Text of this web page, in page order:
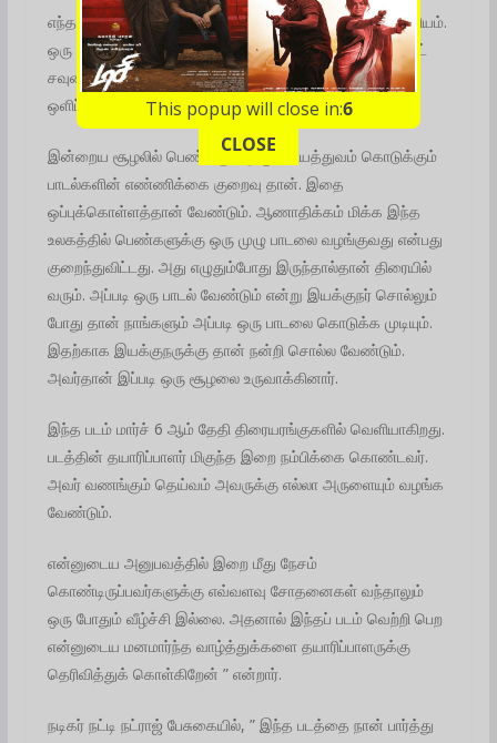
எந்த படமாக இருந்தாலும் லைட் அண்ட் சவுண்ட் தான் முக்கியம்.
ஒரு இயக்குநருடைய கற்பனையை கொடுப்பதே லைட் அண்ட்
சவுண்ட் தான். அதில் லைட் என்ற விசயத்திற்கு காரணமான
ஒளிப்பதிவாளருக்கும் என்னுடைய வாழ்த்துக்கள்.
இன்றைய சூழலில் பெண்களுக்கு முக்கியத்துவம் கொடுக்கும்
பாடல்களின் எண்ணிக்கை குறைவு தான். இதை
ஒப்புக்கொள்ளத்தான் வேண்டும். ஆணாதிக்கம் மிக்க இந்த
உலகத்தில் பெண்களுக்கு ஒரு முழு பாடலை வழங்குவது என்பது
குறைந்துவிட்டது. அது எழுதும்போது இருந்தால்தான் திரையில்
வரும். அப்படி ஒரு பாடல் வேண்டும் என்று இயக்குநர் சொல்லும்
போது தான் நாங்களும் அப்படி ஒரு பாடலை கொடுக்க முடியும்.
இதற்காக இயக்குநருக்கு தான் நன்றி சொல்ல வேண்டும்.
அவர்தான் இப்படி ஒரு சூழலை உருவாக்கினார்.
இந்த படம் மார்ச் 6 ஆம் தேதி திரையரங்குகளில் வெளியாகிறது.
படத்தின் தயாரிப்பாளர் மிகுந்த இறை நம்பிக்கை கொண்டவர்.
அவர் வணங்கும் தெய்வம் அவருக்கு எல்லா அருளையும் வழங்க
வேண்டும்.
என்னுடைய அனுபவத்தில் இறை மீது நேசம்
கொண்டிருப்பவர்களுக்கு எவ்வளவு சோதனைகள் வந்தாலும்
ஒரு போதும் வீழ்ச்சி இல்லை. அதனால் இந்தப் படம் வெற்றி பெற
என்னுடைய மனமார்ந்த வாழ்த்துக்களை தயாரிப்பாளருக்கு
தெரிவித்துக் கொள்கிறேன் ” என்றார்.
நடிகர் நட்டி நட்ராஜ் பேசுகையில், ” இந்த படத்தை நான் பார்த்து
This popup will close in:4
CLOSE